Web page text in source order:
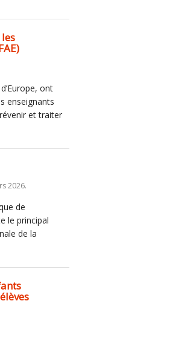
ont
enseignants
et traiter
2026.
de
le principal
de la